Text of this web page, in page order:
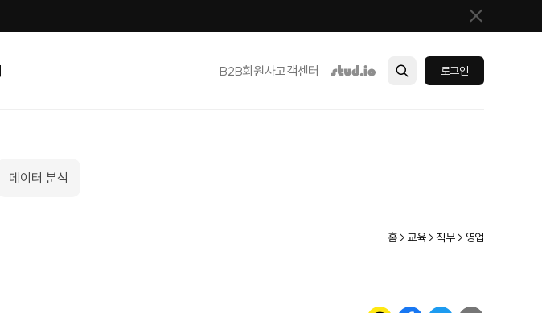
B2B회원사고객센터 로그인
데이터 분석
홈 > 교육 > 직무 > 영업